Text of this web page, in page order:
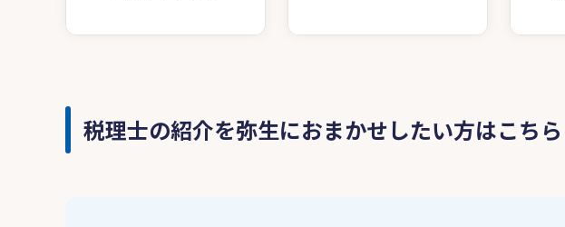
税理士の紹介を弥生におまかせしたい方はこちら